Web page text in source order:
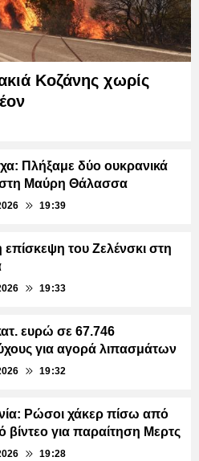
Κοζάνης χωρίς
Πλήξαμε δύο ουκρανικά
Μαύρη Θάλασσα
19:39
του Ζελένσκι στη
19:33
ευρώ σε 67.746
για αγορά λιπασμάτων
19:32
Ρώσοι χάκερ πίσω από
βίντεο για παραίτηση Μερτς
19:28